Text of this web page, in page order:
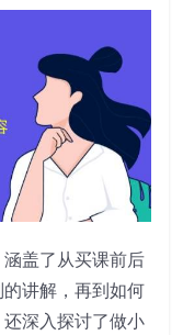
盖了从买课前后
讲解，再到如何
深入探讨了做小